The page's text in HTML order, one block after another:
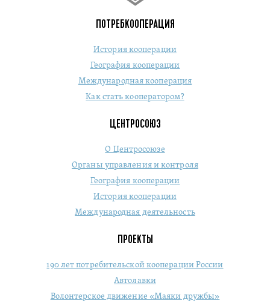
ПОТРЕБКООПЕРАЦИЯ
История кооперации
География кооперации
Международная кооперация
Как стать кооператором?
ЦЕНТРОСОЮЗ
О Центросоюзе
Органы управления и контроля
География кооперации
История кооперации
Международная деятельность
ПРОЕКТЫ
190 лет потребительской кооперации России
Автолавки
Волонтерское движение «Маяки дружбы»